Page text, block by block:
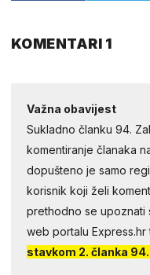
KOMENTARI 1
Važna obavijest
Sukladno članku 94.
komentiranje članaka
dopušteno je samo
korisnik koji želi
prethodno se upoznati
web portalu Express.hr
stavkom 2. članka